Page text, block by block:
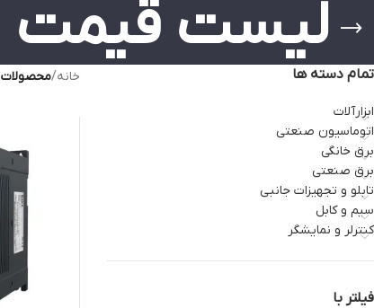
لیست قیمت
تمام دسته ها
ابزارآلات
اتوماسیون صنعتی
برق خانگی
برق صنعتی
تابلو و تجهیزات جانبی
سیم و کابل
کنترلر و نمایشگر
فیلتر با
خانه/